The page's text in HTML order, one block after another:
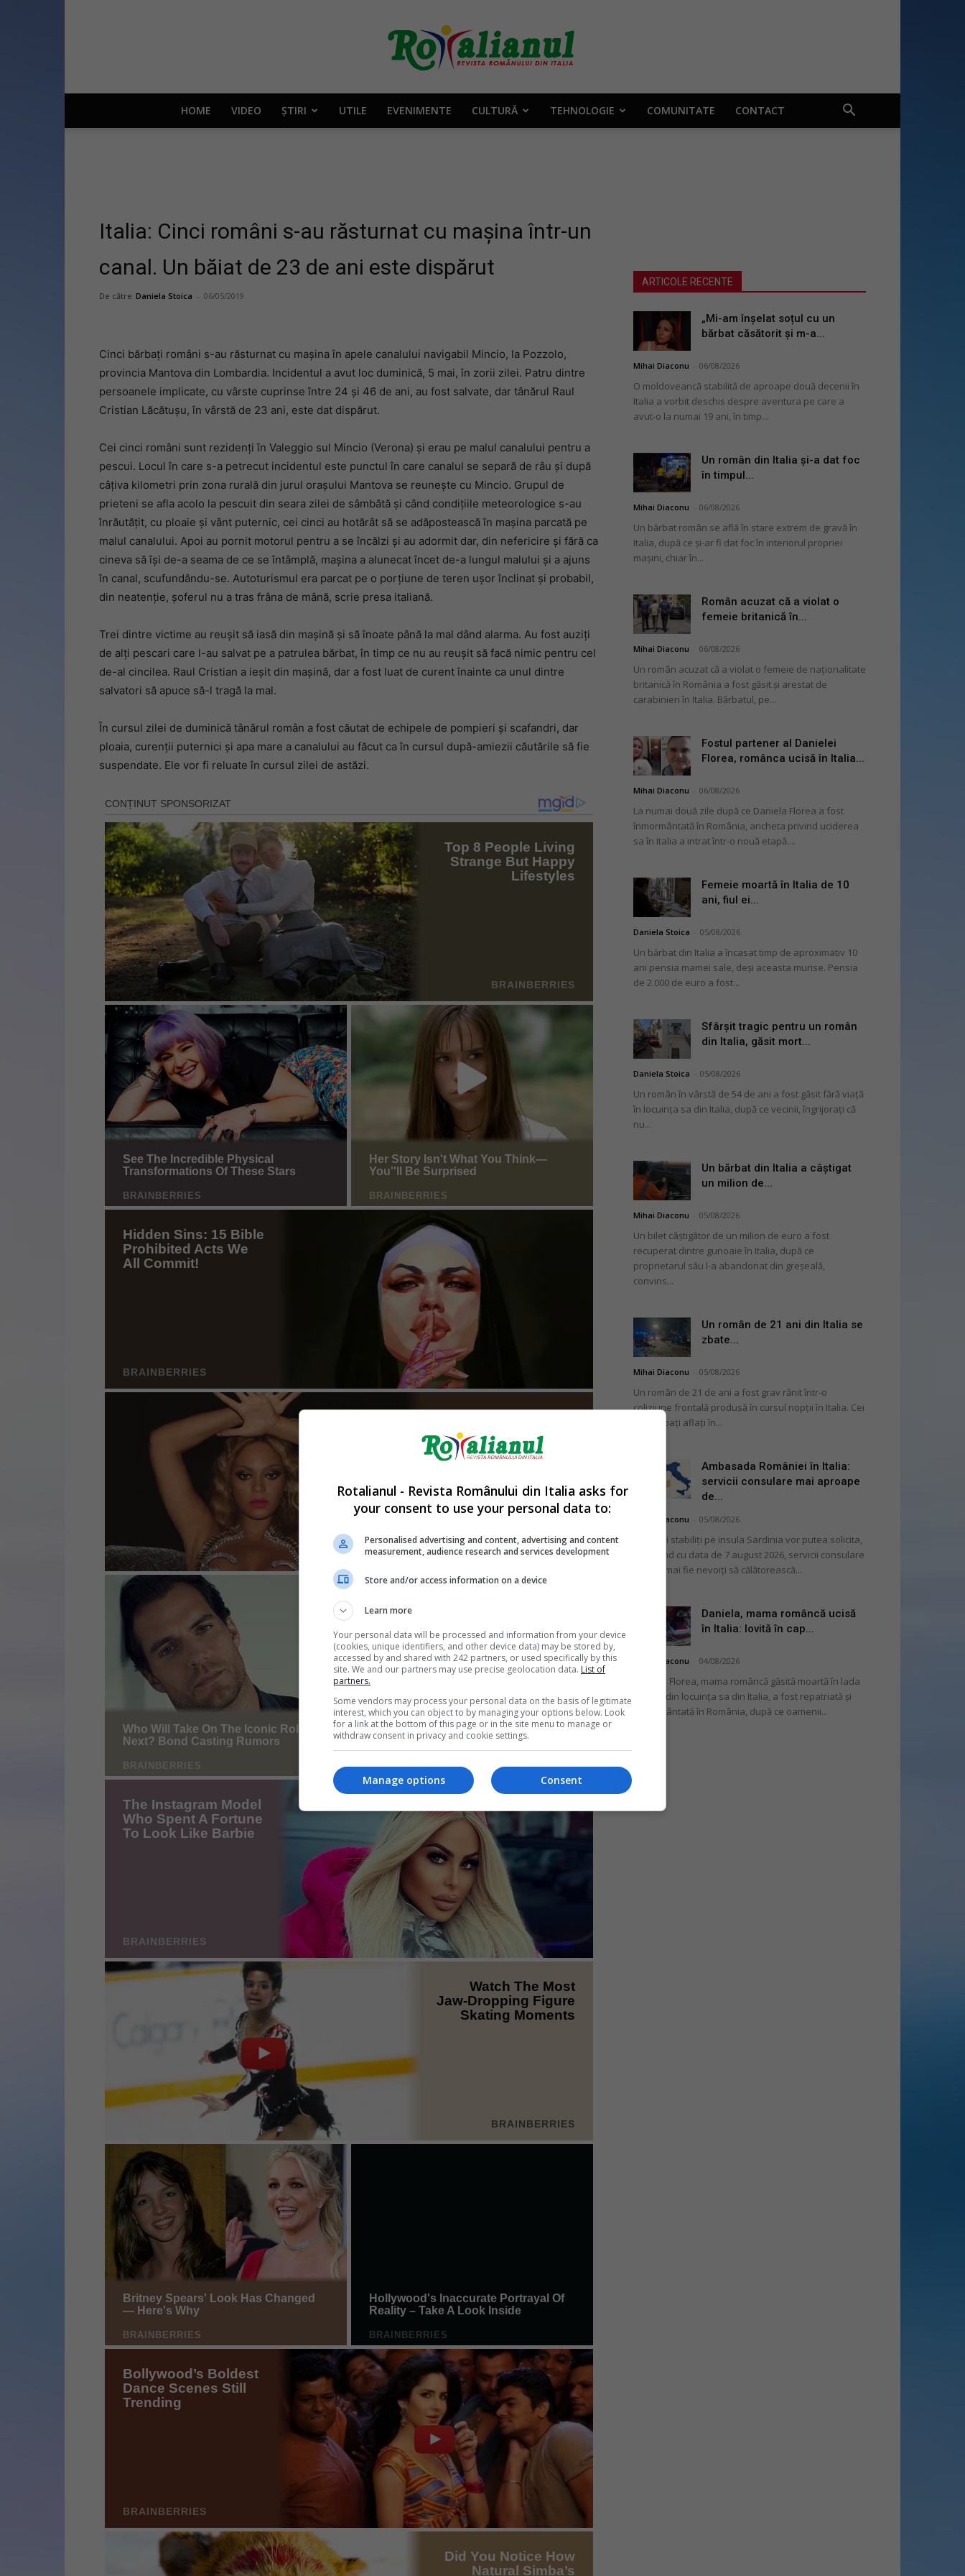
Rotalianul
din
HOME VIDEO ȘTIRI UTILE EVENIMENTE CULTURĂ TEHNOLOGIE COMUNITATE CONTACT
Italia: Cinci români s-au răsturnat cu mașina într-un
canal. Un băiat de 23 de ani este dispărut
De către Daniela Stoica - 06/05/2019
Cinci bărbați români s-au răsturnat cu mașina în apele canalului navigabil Mincio, la Pozzolo,
provincia Mantova din Lombardia. Incidentul a avut loc duminică, 5 mai, în zorii zilei. Patru dintre
persoanele implicate, cu vârste cuprinse între 24 și 46 de ani, au fost salvate, dar tânărul Raul
Cristian Lăcătușu, în vârstă de 23 ani, este dat dispărut.
Cei cinci români sunt rezidenți în Valeggio sul Mincio (Verona) și erau pe malul canalului pentru a
pescui. Locul în care s-a petrecut incidentul este punctul în care canalul se separă de râu și după
câțiva kilometri prin zona rurală din jurul orașului Mantova se reunește cu Mincio. Grupul de
prieteni se afla acolo la pescuit din seara zilei de sâmbătă și când condițiile meteorologice s-au
înrăutățit, cu ploaie și vânt puternic, cei cinci au hotărât să se adăpostească în mașina parcată pe
malul canalului. Apoi au pornit motorul pentru a se încălzi și au adormit dar, din nefericire și fără ca
cineva să își de-a seama de ce se întâmplă, mașina a alunecat încet de-a lungul malului și a ajuns
în canal, scufundându-se. Autoturismul era parcat pe o porțiune de teren ușor înclinat și probabil,
din neatenție, șoferul nu a tras frâna de mână, scrie presa italiană.
Trei dintre victime au reușit să iasă din mașină și să înoate până la mal dând alarma. Au fost auziți
de alți pescari care l-au salvat pe a patrulea bărbat, în timp ce nu au reușit să facă nimic pentru cel
de-al cincilea. Raul Cristian a ieșit din mașină, dar a fost luat de curent înainte ca unul dintre
salvatori să apuce să-l tragă la mal.
În cursul zilei de duminică tânărul român a fost căutat de echipele de pompieri și scafandri, dar
ploaia, curenții puternici și apa mare a canalului au făcut ca în cursul după-amiezii căutările să fie
suspendate. Ele vor fi reluate în cursul zilei de astăzi.
ARTICOLE RECENTE
„Mi-am înșelat soțul cu un
bărbat căsătorit și m-a...
Mihai Diaconu 06/08/2026
O moldoveancă stabilită de aproape două decenii în
Italia a vorbit deschis despre aventura pe care a
avut-o la numai 19 ani, în timp...
Un român din Italia și-a dat foc
în timpul...
Mihai Diaconu 06/08/2026
Un bărbat român se află în stare extrem de gravă în
Italia, după ce și-ar fi dat foc în interiorul propriei
mașini, chiar în...
Român acuzat că a violat o
femeie britanică în...
Mihai Diaconu 06/08/2026
Un român acuzat că a violat o femeie de naționalitate
britanică în România a fost găsit și arestat de
carabinieri în Italia. Bărbatul, pe...
Fostul partener al Danielei
Florea, românca ucisă în Italia...
Mihai Diaconu 06/08/2026
La numai două zile după ce Daniela Florea a fost
înmormântată în România, ancheta privind uciderea
sa în Italia a intrat într-o nouă etapă....
Femeie moartă în Italia de 10
ani, fiul ei...
Daniela Stoica 05/08/2026
Un bărbat din Italia a încasat timp de aproximativ 10
ani pensia mamei sale, deși aceasta murise. Pensia
de 2.000 de euro a fost...
Sfârșit tragic pentru un român
din Italia, găsit mort...
Daniela Stoica 05/08/2026
Un român în vârstă de 54 de ani a fost găsit fără viață
în locuința sa din Italia, după ce vecinii, îngrijorați că
nu...
Un bărbat din Italia a câștigat
un milion de...
Mihai Diaconu 05/08/2026
Un bilet câștigător de un milion de euro a fost
recuperat dintre gunoaie în Italia, după ce
proprietarul său l-a abandonat din greșeală,
convins...
Un român de 21 ani din Italia se
zbate...
Mihai Diaconu 05/08/2026
Un român de 21 de ani a fost grav rănit într-o
coliziune frontală produsă în cursul nopții în Italia. Cei
doi bărbați aflați în...
Ambasada României în Italia:
servicii consulare mai aproape
de...
Mihai Diaconu 05/08/2026
Românii stabiliți pe insula Sardinia vor putea solicita,
începând cu data de 7 august 2026, servicii consulare
fără să mai fie nevoiți să călătorească...
Daniela, mama româncă ucisă
în Italia: lovită în cap...
Mihai Diaconu 04/08/2026
Daniela Florea, mama româncă găsită moartă în lada
patului din locuința sa din Italia, a fost repatriată și
înmormântată în România, după ce oamenii...
Rotalianul - Revista Românului din Italia asks for
your consent to use your personal data to:
Personalised advertising and content, advertising and content
measurement, audience research and services development
Store and/or access information on a device
Learn more
Your personal data will be processed and information from your device
(cookies, unique identifiers, and other device data) may be stored by,
accessed by and shared with 242 partners, or used specifically by this
site. We and our partners may use precise geolocation data. List of
partners.
Some vendors may process your personal data on the basis of legitimate
interest, which you can object to by managing your options below. Look
for a link at the bottom of this page or in the site menu to manage or
withdraw consent in privacy and cookie settings.
Consent
Manage options